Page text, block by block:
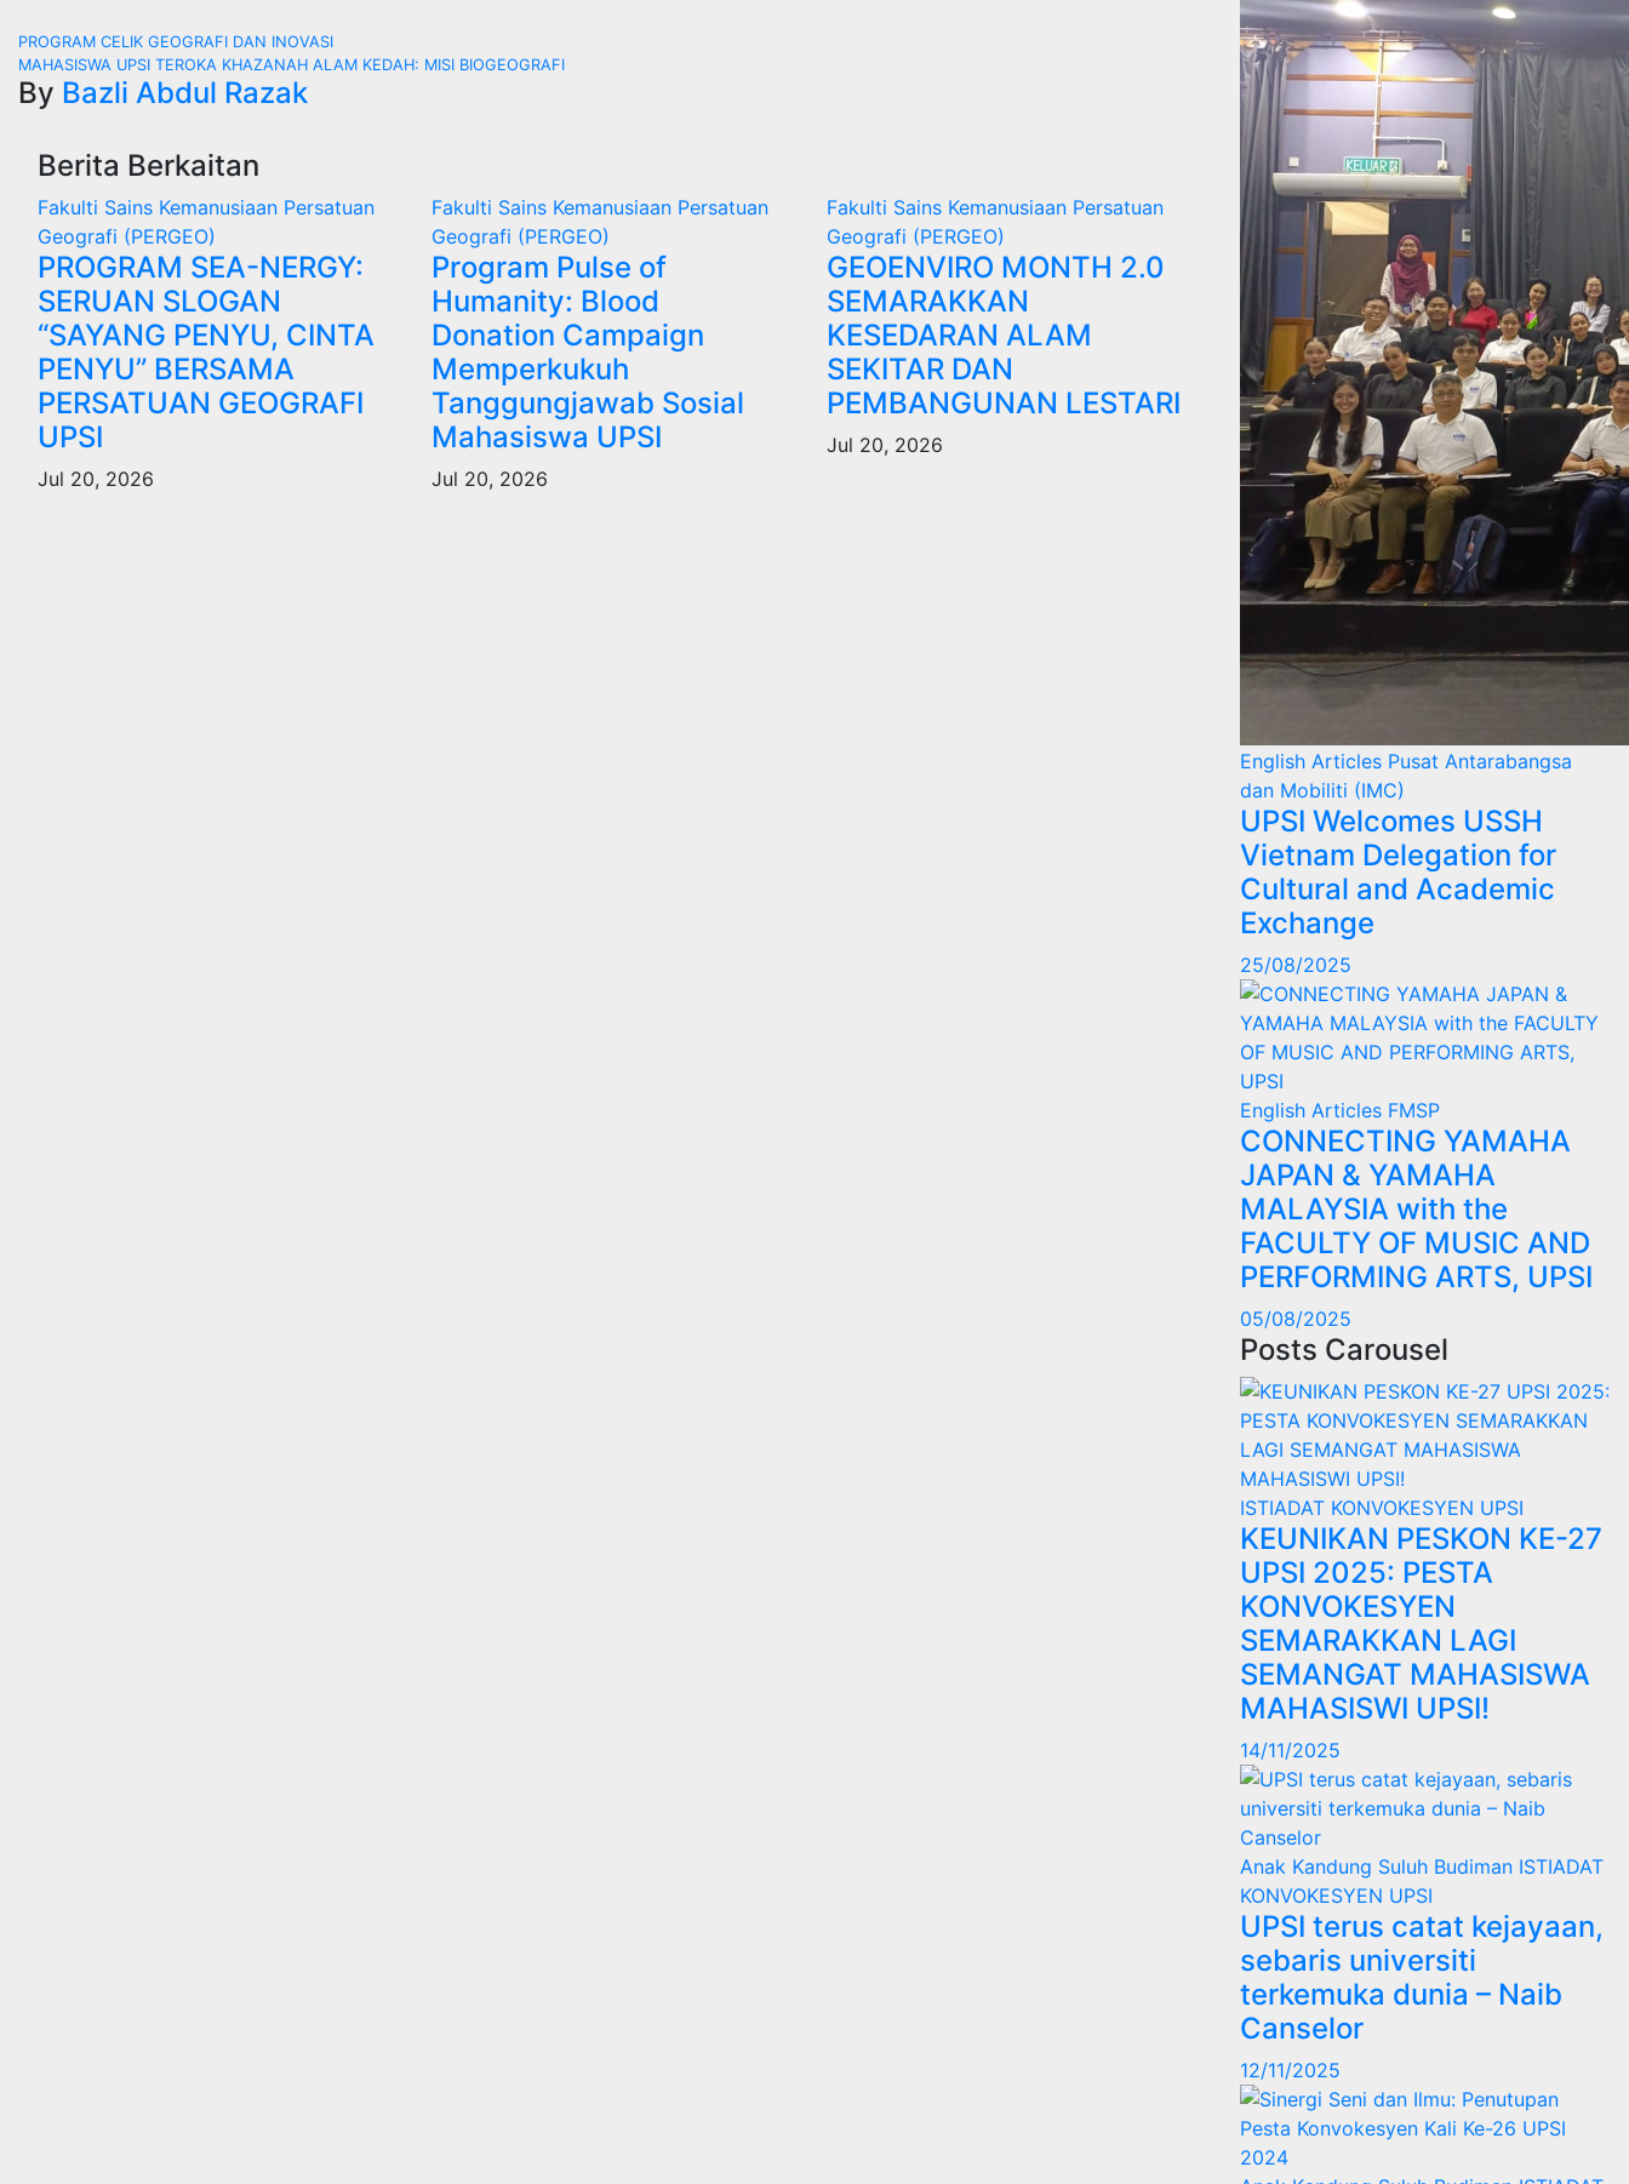
Navigasi
kiriman
PROGRAM CELIK GEOGRAFI DAN INOVASI
MAHASISWA UPSI TEROKA KHAZANAH ALAM KEDAH: MISI BIOGEOGRAFI
By Bazli Abdul Razak
Berita Berkaitan
Fakulti Sains Kemanusiaan Persatuan
Geografi (PERGEO)
PROGRAM SEA-NERGY:
SERUAN SLOGAN
“SAYANG PENYU, CINTA
PENYU” BERSAMA
PERSATUAN GEOGRAFI
UPSI
Jul 20, 2026
Fakulti Sains Kemanusiaan Persatuan
Geografi (PERGEO)
Program Pulse of
Humanity: Blood
Donation Campaign
Memperkukuh
Tanggungjawab Sosial
Mahasiswa UPSI
Jul 20, 2026
Fakulti Sains Kemanusiaan Persatuan
Geografi (PERGEO)
GEOENVIRO MONTH 2.0
SEMARAKKAN
KESEDARAN ALAM
SEKITAR DAN
PEMBANGUNAN LESTARI
Jul 20, 2026
English Articles Pusat Antarabangsa
dan Mobiliti (IMC)
UPSI Welcomes USSH
Vietnam Delegation for
Cultural and Academic
Exchange
25/08/2025
English Articles FMSP
CONNECTING YAMAHA
JAPAN & YAMAHA
MALAYSIA with the
FACULTY OF MUSIC AND
PERFORMING ARTS, UPSI
05/08/2025
Posts Carousel
ISTIADAT KONVOKESYEN UPSI
KEUNIKAN PESKON KE-27
UPSI 2025: PESTA
KONVOKESYEN
SEMARAKKAN LAGI
SEMANGAT MAHASISWA
MAHASISWI UPSI!
14/11/2025
Anak Kandung Suluh Budiman ISTIADAT
KONVOKESYEN UPSI
UPSI terus catat kejayaan,
sebaris universiti
terkemuka dunia – Naib
Canselor
12/11/2025